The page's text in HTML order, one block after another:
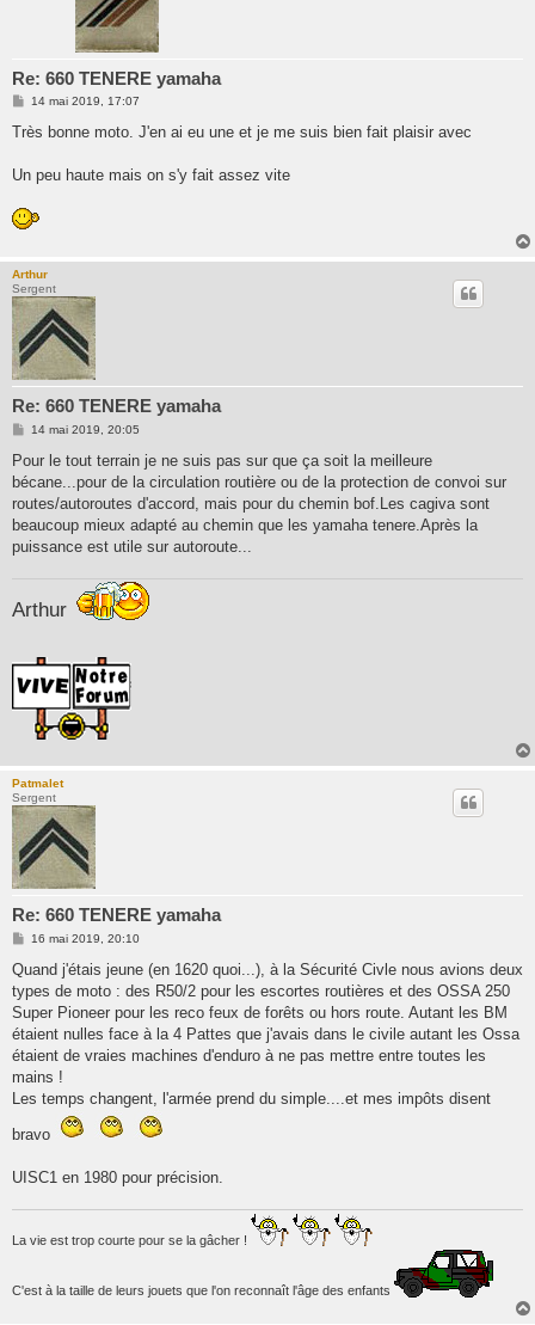
Re: 660 TENERE yamaha
M
s
g
14 mai 2019, 17:07
Très bonne moto. J'en ai eu une et je me suis bien fait plaisir avec
Un peu haute mais on s'y fait assez vite
Arthur
Sergent
Re: 660 TENERE yamaha
M
s
a
g
14 mai 2019, 20:05
Pour le tout terrain je ne suis pas sur que ça soit la meilleure
bécane...pour de la circulation routière ou de la protection de convoi sur
routes/autoroutes d'accord, mais pour du chemin bof.Les cagiva sont
beaucoup mieux adapté au chemin que les yamaha tenere.Après la
puissance est utile sur autoroute...
Arthur
Patmalet
Sergent
Re: 660 TENERE yamaha
M
s
a
g
e
16 mai 2019, 20:10
Quand j'étais jeune (en 1620 quoi...), à la Sécurité Civle nous avions deux
types de moto : des R50/2 pour les escortes routières et des OSSA 250
Super Pioneer pour les reco feux de forêts ou hors route. Autant les BM
étaient nulles face à la 4 Pattes que j'avais dans le civile autant les Ossa
étaient de vraies machines d'enduro à ne pas mettre entre toutes les
mains !
Les temps changent, l'armée prend du simple....et mes impôts disent
bravo
UISC1 en 1980 pour précision.
La vie est trop courte pour se la gâcher !
C'est à la taille de leurs jouets que l'on reconnaît l'âge des enfants